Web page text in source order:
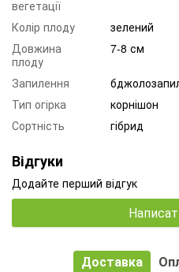
вегетації
Колір плоду
зелений
Довжина
плоду
7-8 см
Запилення
Тип огірка
корнішон
Сортність
гібрид
Відгуки
Додайте перший відгук
Доставка